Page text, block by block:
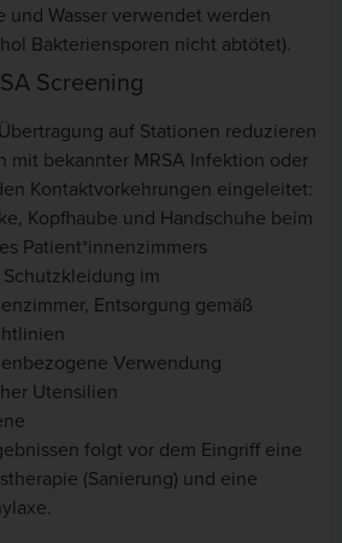
und Wasser verwendet werden
Bakteriensporen nicht abtötet).
Screening
auf Stationen reduzieren
mit bekannter MRSA Infektion oder
Kontaktvorkehrungen eingeleitet:
Kopfhaube und Handschuhe beim
Patient*innenzimmers
im
Entsorgung gemäß
Verwendung
Utensilien
folgt vor dem Eingriff eine
(Sanierung) und eine